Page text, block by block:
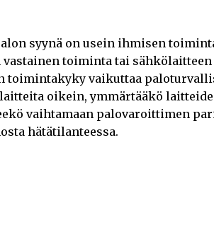
syynä on usein ihmisen
vastainen toiminta tai
vaikuttaa
oikein, ymmärtääkö
vaihtamaan palovaroittimen
hätätilanteessa.